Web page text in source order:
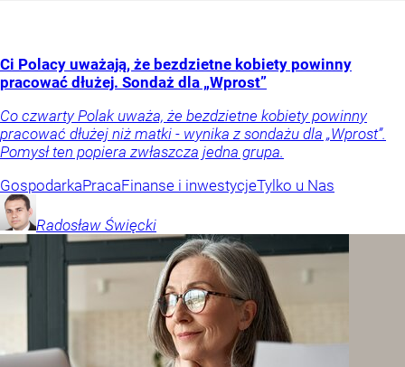
Ci Polacy uważają, że bezdzietne kobiety powinny
pracować dłużej. Sondaż dla „Wprost”
Co czwarty Polak uważa, że bezdzietne kobiety powinny
pracować dłużej niż matki - wynika z sondażu dla „Wprost”.
Pomysł ten popiera zwłaszcza jedna grupa.
GospodarkaPracaFinanse i inwestycjeTylko u Nas
Radosław Święcki